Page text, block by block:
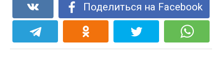
Поделиться на Facebook